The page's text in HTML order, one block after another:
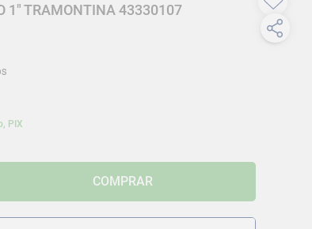
1" TRAMONTINA 43330107
PIX
COMPRAR